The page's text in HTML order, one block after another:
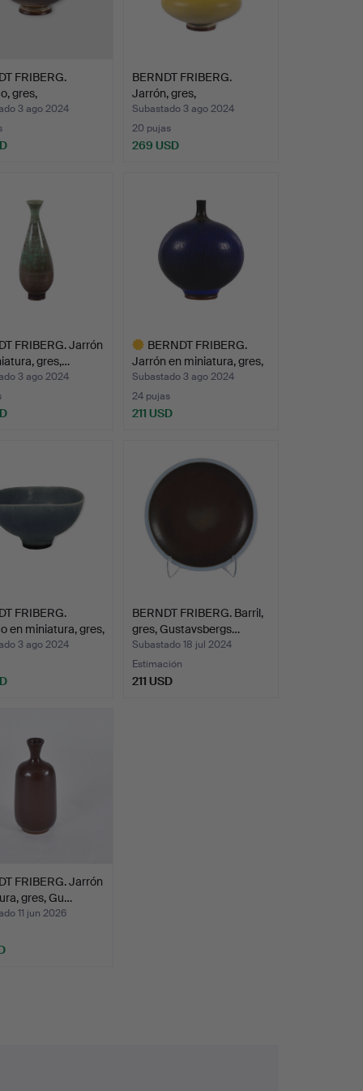
FRIBERG.
gres,
3 ago 2024
BERNDT FRIBERG.
Jarrón, gres,
Gustavsbergs…
Subastado 3 ago 2024
20 pujas
269 USD
FRIBERG. Jarrón
gres,…
3 ago 2024
BERNDT FRIBERG.
Jarrón en miniatura, gres,
…
Subastado 3 ago 2024
24 pujas
211 USD
FRIBERG.
en miniatura, gres,
3 ago 2024
BERNDT FRIBERG. Barril,
gres, Gustavsbergs…
Subastado 18 jul 2024
Estimación
211 USD
FRIBERG. Jarrón
gres, Gu…
11 jun 2026